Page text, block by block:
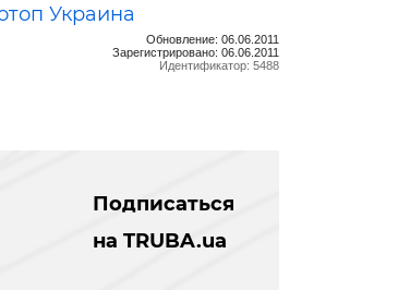
Украина
Обновление: 06.06.2011
Зарегистрировано: 06.06.2011
Идентификатор: 5488
Подписаться
на TRUBA.ua